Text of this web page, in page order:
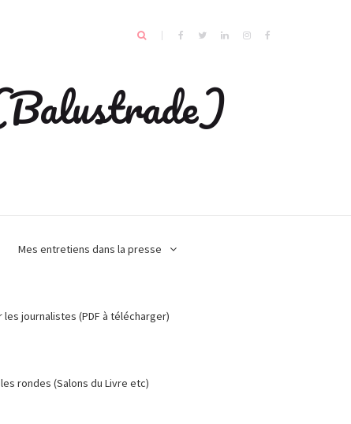
(Balustrade)
Mes entretiens dans la presse
les journalistes (PDF à télécharger)
rondes (Salons du Livre etc)